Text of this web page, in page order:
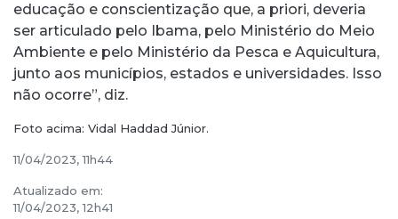
educação e conscientização que, a priori, deveria
ser articulado pelo Ibama, pelo Ministério do Meio
Ambiente e pelo Ministério da Pesca e Aquicultura,
junto aos municípios, estados e universidades. Isso
não ocorre”, diz.
Foto acima: Vidal Haddad Júnior.
11/04/2023, 11h44
Atualizado em:
11/04/2023, 12h41